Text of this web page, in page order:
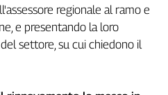
regionale al ramo e
e presentando la loro
settore, su cui chiedono il